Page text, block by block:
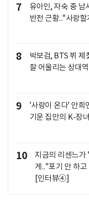
7
유아인, 자숙 중 남
반전 근황.."사랑
8
박보검, BTS 뷔
잘 어울리는 상대
9
'사랑이 온다' 안희
기운 집안의 K-장녀
10
지금의 리센느가
게.."포기 안 하
[인터뷰④]